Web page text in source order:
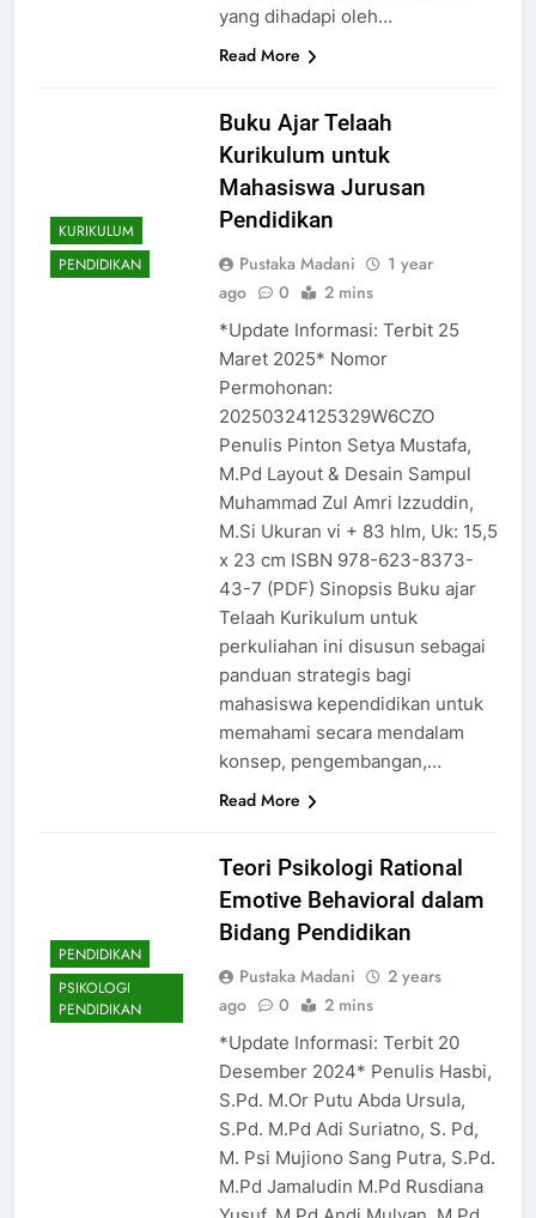
yang dihadapi oleh…
Read More
KURIKULUM
PENDIDIKAN
Buku Ajar Telaah
Kurikulum untuk
Mahasiswa Jurusan
Pendidikan
Pustaka Madani
1 year
ago
0 2 mins
*Update Informasi: Terbit 25
Maret 2025* Nomor
Permohonan:
20250324125329W6CZO
Penulis Pinton Setya Mustafa,
M.Pd Layout & Desain Sampul
Muhammad Zul Amri Izzuddin,
M.Si Ukuran vi + 83 hlm, Uk: 15,5
x 23 cm ISBN 978-623-8373-
43-7 (PDF) Sinopsis Buku ajar
Telaah Kurikulum untuk
perkuliahan ini disusun sebagai
panduan strategis bagi
mahasiswa kependidikan untuk
memahami secara mendalam
konsep, pengembangan,…
Read More
PENDIDIKAN
PSIKOLOGI
PENDIDIKAN
Teori Psikologi Rational
Emotive Behavioral dalam
Bidang Pendidikan
Pustaka Madani
2 years
ago
0 2 mins
*Update Informasi: Terbit 20
Desember 2024* Penulis Hasbi,
S.Pd. M.Or Putu Abda Ursula,
S.Pd. M.Pd Adi Suriatno, S. Pd,
M. Psi Mujiono Sang Putra, S.Pd.
M.Pd Jamaludin M.Pd Rusdiana